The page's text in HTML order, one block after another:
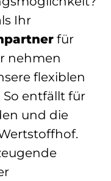
Ihr
für
nehmen
flexiblen
entfällt für
und die